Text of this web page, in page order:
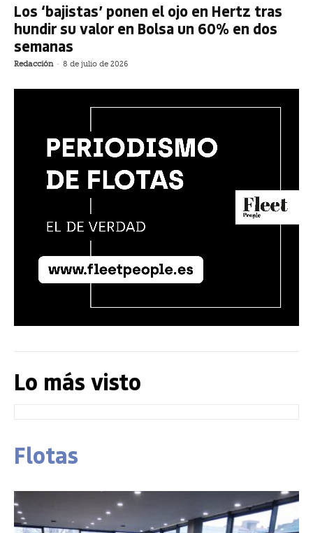
Los ‘bajistas’ ponen el ojo en Hertz tras
hundir su valor en Bolsa un 60% en dos
semanas
Redacción - 8 de julio de 2026
Lo más visto
Flotas